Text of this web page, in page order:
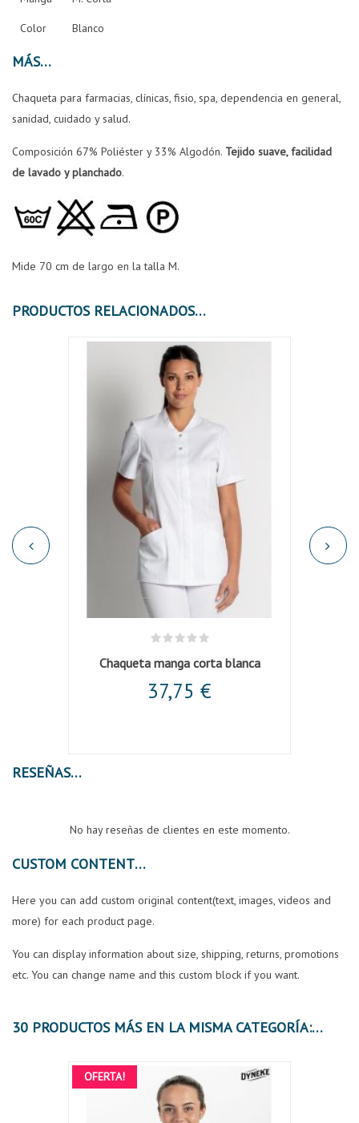
Color Blanco
MÁS
Chaqueta para farmacias, clínicas, fisio, spa, dependencia en general,
sanidad, cuidado y salud.
Composición 67% Poliéster y 33% Algodón. Tejido suave, facilidad
de lavado y planchado.
Mide 70 cm de largo en la talla M.
PRODUCTOS RELACIONADOS
Chaqueta manga corta blanca
37,75 €
RESEÑAS
No hay reseñas de clientes en este momento.
CUSTOM CONTENT
Here you can add custom original content(text, images, videos and
more) for each product page.
You can display information about size, shipping, returns, promotions
etc. You can change name and this custom block if you want.
30 PRODUCTOS MÁS EN LA MISMA CATEGORÍA:
OFERTA!